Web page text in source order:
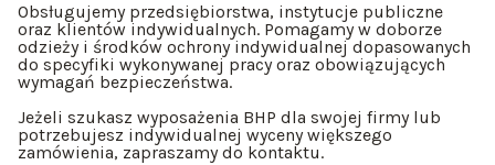
Obsługujemy przedsiębiorstwa, instytucje publiczne
oraz klientów indywidualnych. Pomagamy w doborze
odzieży i środków ochrony indywidualnej dopasowanych
do specyfiki wykonywanej pracy oraz obowiązujących
wymagań bezpieczeństwa.
Jeżeli szukasz wyposażenia BHP dla swojej firmy lub
potrzebujesz indywidualnej wyceny większego
zamówienia, zapraszamy do kontaktu.